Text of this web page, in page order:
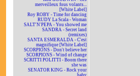
merveilleux fous volants...
[White Label]
Roy ROBY - Time for dancing
RUDY La Scala - Woman
SALT'N'PEPA - You showed me
SANDRA - Secret land
(remixes)
SANTA ESMERALDA - C'est
magnifique [White Label]
SCORPIONS - Don't believe her
SCORPIONS - Wind of change
SCRITTI POLITTI - Boom there
she was
SENATOR KING - Rock your
baby